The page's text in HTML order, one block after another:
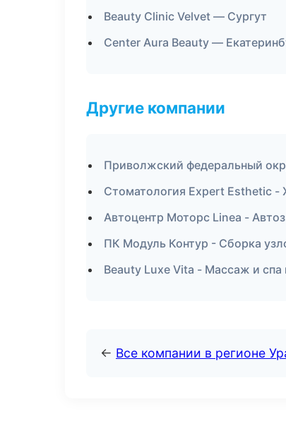
Beauty Clinic Velvet — Сургут
Center Aura Beauty —
Другие компании
Приволжский федеральный
Стоматология Expert Esthetic -
Автоцентр Моторс Linea -
ПК Модуль Контур - Сборка
Beauty Luxe Vita - Массаж и спа
← Все компании в регионе